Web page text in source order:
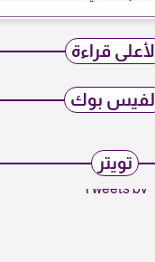
الأعلى قراءة
الفيس بوك
تويتر
Tweets by